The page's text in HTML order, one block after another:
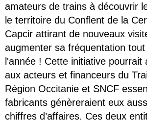
amateurs de trains à découvrir
le territoire du Conflent de la
Capcir attirant de nouveaux
augmenter sa fréquentation
l'année ! Cette initiative pourrait
aux acteurs et financeurs du
Région Occitanie et SNCF
fabricants génèreraient eux
chiffres d’affaires. Ces deux